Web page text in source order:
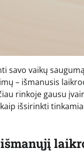
savo vaikų
– išmanusis
rinkoje gausu
išsirinkti